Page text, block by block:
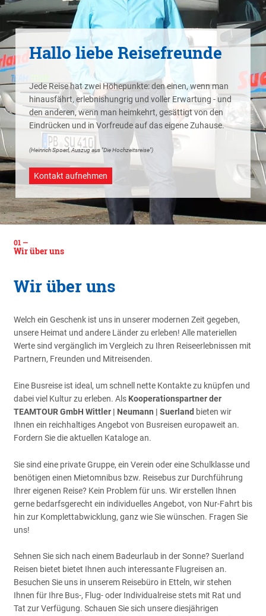
Hallo liebe Reisefreunde
Jede Reise hat zwei Höhepunkte: den einen, wenn man
hinausfährt, erlebnishungrig und voller Erwartung - und
den anderen, wenn man heimkehrt, gesättigt von den
Eindrücken und in Vorfreude auf das eigene Zuhause.
(Heinrich Spoerl, Auszug aus "Die Hochzeitsreise")
Kontakt aufnehmen
Wir über uns
Wir über uns
Welch ein Geschenk ist uns in unserer modernen Zeit gegeben,
unsere Heimat und andere Länder zu erleben! Alle materiellen
Werte sind vergänglich im Vergleich zu Ihren Reiseerlebnissen mit
Partnern, Freunden und Mitreisenden.
Eine Busreise ist ideal, um schnell nette Kontakte zu knüpfen und
dabei viel Kultur zu erleben. Als Kooperationspartner der
TEAMTOUR GmbH Wittler | Neumann | Suerland bieten wir
Ihnen ein reichhaltiges Angebot von Busreisen europaweit an.
Fordern Sie die aktuellen Kataloge an.
Sie sind eine private Gruppe, ein Verein oder eine Schulklasse und
benötigen einen Mietomnibus bzw. Reisebus zur Durchführung
Ihrer eigenen Reise? Kein Problem für uns. Wir erstellen Ihnen
gerne bedarfsgerecht ein individuelles Angebot, von Nur-Fahrt bis
hin zur Komplettabwicklung, ganz wie Sie wünschen. Fragen Sie
uns!
Sehnen Sie sich nach einem Badeurlaub in der Sonne? Suerland
Reisen bietet bietet Ihnen auch interessante Flugreisen an.
Besuchen Sie uns in unserem Reisebüro in Etteln, wir stehen
Ihnen für Ihre Bus-, Flug- oder Individualreise stets mit Rat und
Tat zur Verfügung. Schauen Sie sich unsere diesjährigen